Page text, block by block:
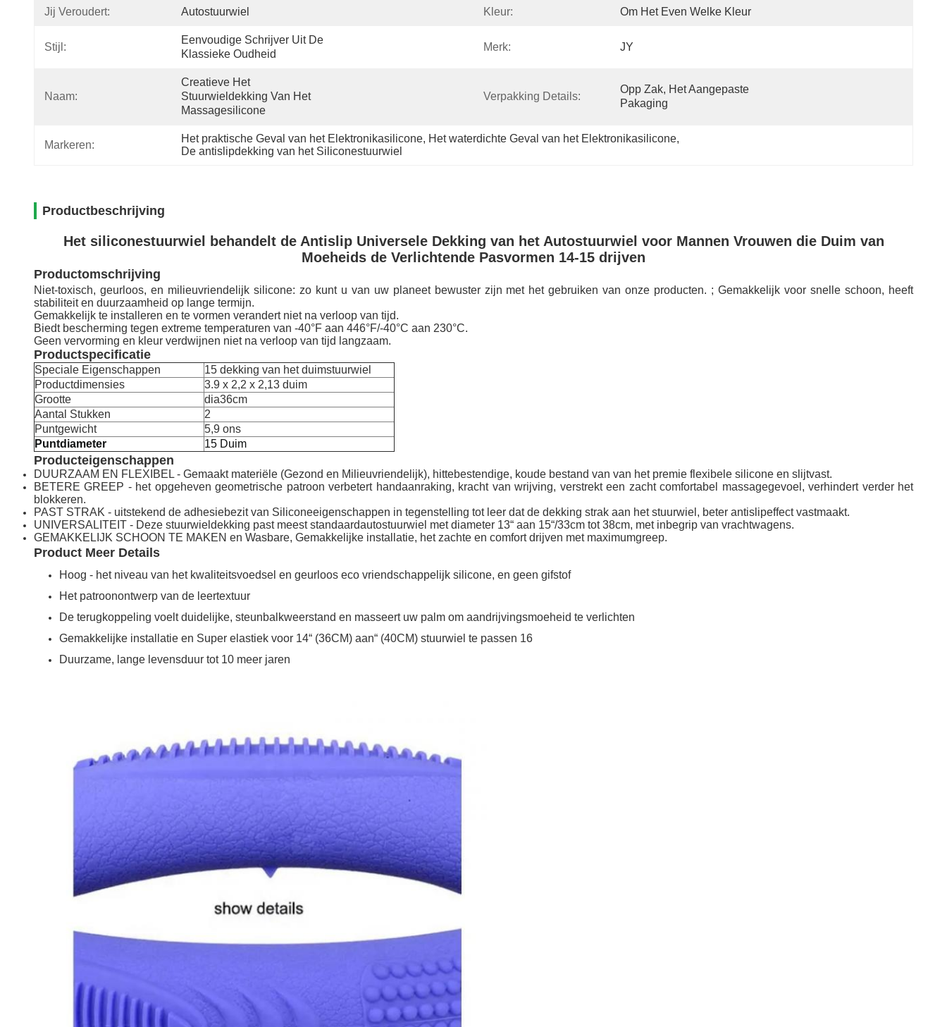
Jij Veroudert: Autostuurwiel Kleur: Om Het Even Welke Kleur
Stijl:
Eenvoudige Schrijver Uit De
Klassieke Oudheid
Merk: JY
Naam:
Creatieve Het
Stuurwieldekking Van Het
Massagesilicone
Verpakking Details:
Opp Zak, Het Aangepaste
Pakaging
Markeren:
Het praktische Geval van het Elektronikasilicone, Het waterdichte Geval van het Elektronikasilicone,
De antislipdekking van het Siliconestuurwiel
Productbeschrijving
Het siliconestuurwiel behandelt de Antislip Universele Dekking van het Autostuurwiel voor Mannen Vrouwen die Duim van
Moeheids de Verlichtende Pasvormen 14-15 drijven
Productomschrijving
Niet-toxisch, geurloos, en milieuvriendelijk silicone: zo kunt u van uw planeet bewuster zijn met het gebruiken van onze producten. ; Gemakkelijk voor snelle schoon, heeft
stabiliteit en duurzaamheid op lange termijn.
Gemakkelijk te installeren en te vormen verandert niet na verloop van tijd.
Biedt bescherming tegen extreme temperaturen van -40°F aan 446°F/-40°C aan 230°C.
Geen vervorming en kleur verdwijnen niet na verloop van tijd langzaam.
Productspecificatie
Speciale Eigenschappen
15 dekking van het duimstuurwiel
Productdimensies
3.9 x 2,2 x 2,13 duim
Grootte
dia36cm
Aantal Stukken
2
Puntgewicht
5,9 ons
Puntdiameter
15 Duim
Producteigenschappen
DUURZAAM EN FLEXIBEL - Gemaakt materiële (Gezond en Milieuvriendelijk), hittebestendige, koude bestand van van het premie flexibele silicone en slijtvast.
BETERE GREEP - het opgeheven geometrische patroon verbetert handaanraking, kracht van wrijving, verstrekt een zacht comfortabel massagegevoel, verhindert verder het
blokkeren.
PAST STRAK - uitstekend de adhesiebezit van Siliconeeigenschappen in tegenstelling tot leer dat de dekking strak aan het stuurwiel, beter antislipeffect vastmaakt.
UNIVERSALITEIT - Deze stuurwieldekking past meest standaardautostuurwiel met diameter 13“ aan 15“/33cm tot 38cm, met inbegrip van vrachtwagens.
GEMAKKELIJK SCHOON TE MAKEN en Wasbare, Gemakkelijke installatie, het zachte en comfort drijven met maximumgreep.
Product Meer Details
Hoog - het niveau van het kwaliteitsvoedsel en geurloos eco vriendschappelijk silicone, en geen gifstof
Het patroonontwerp van de leertextuur
De terugkoppeling voelt duidelijke, steunbalkweerstand en masseert uw palm om aandrijvingsmoeheid te verlichten
Gemakkelijke installatie en Super elastiek voor 14“ (36CM) aan“ (40CM) stuurwiel te passen 16
Duurzame, lange levensduur tot 10 meer jaren